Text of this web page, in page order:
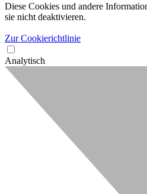
Diese Cookies und andere
sie nicht deaktivieren.
Zur Cookierichtlinie
Analytisch